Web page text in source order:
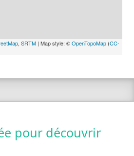
, SRTM | Map style: ©OpenTopoMap (CC-
pour découvrir